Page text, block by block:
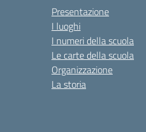
Presentazione
I luoghi
I numeri della scuola
Le carte della scuola
Organizzazione
La storia